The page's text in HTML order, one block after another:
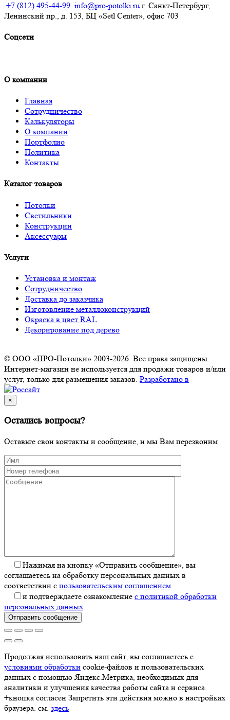
+7 (812) 495-44-99 info@pro-potolki.ru г. Санкт-Петербург,
Ленинский пр., д. 153, БЦ «Setl Center», офис 703
Соцсети
О компании
Главная
Сотрудничество
Калькуляторы
О компании
Портфолио
Политика
Контакты
Каталог товаров
Потолки
Светильники
Конструкции
Аксессуары
Услуги
Установка и монтаж
Сотрудничество
Доставка до заказчика
Изготовление металлоконструкций
Окраска в цвет RAL
Декорирование под дерево
© ООО «ПРО-Потолки» 2003-2026. Все права защищены.
Интернет-магазин не используется для продажи товаров и/или
услуг, только для размещения заказов. Разработано в
×
Остались вопросы?
Оставьте свои контакты и сообщение, и мы Вам перезвоним
Нажимая на кнопку «Отправить сообщение», вы
соглашаетесь на обработку персональных данных в
соответствии с пользовательским соглашением
и подтверждаете ознакомление с политикой обработки
персональных данных
Отправить сообщение
Продолжая использовать наш сайт, вы соглашаетесь с
условиями обработки cookie-файлов и пользовательских
данных с помощью Яндекс.Метрика, необходимых для
аналитики и улучшения качества работы сайта и сервиса.
+кнопка согласен Запретить эти действия можно в настройках
браузера. см. здесь